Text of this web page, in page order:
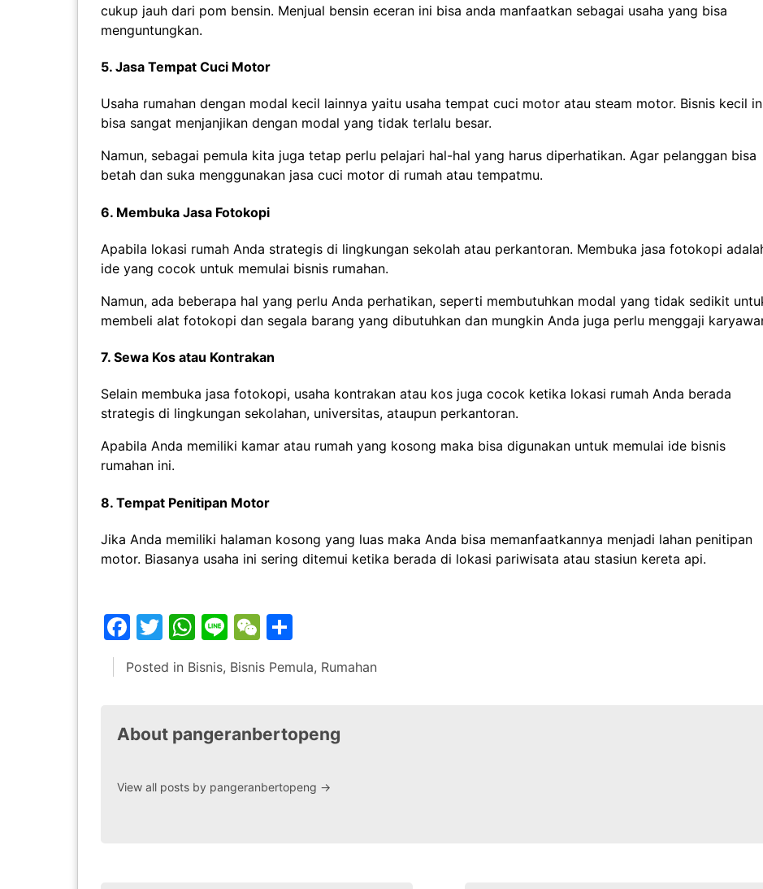
cukup jauh dari pom bensin. Menjual bensin eceran ini bisa anda manfaatkan sebagai usaha yang bisa
menguntungkan.
5. Jasa Tempat Cuci Motor
Usaha rumahan dengan modal kecil lainnya yaitu usaha tempat cuci motor atau steam motor. Bisnis kecil
bisa sangat menjanjikan dengan modal yang tidak terlalu besar.
Namun, sebagai pemula kita juga tetap perlu pelajari hal-hal yang harus diperhatikan. Agar pelanggan bisa
betah dan suka menggunakan jasa cuci motor di rumah atau tempatmu.
6. Membuka Jasa Fotokopi
Apabila lokasi rumah Anda strategis di lingkungan sekolah atau perkantoran. Membuka jasa fotokopi
ide yang cocok untuk memulai bisnis rumahan.
Namun, ada beberapa hal yang perlu Anda perhatikan, seperti membutuhkan modal yang tidak sedikit
membeli alat fotokopi dan segala barang yang dibutuhkan dan mungkin Anda juga perlu menggaji
7. Sewa Kos atau Kontrakan
Selain membuka jasa fotokopi, usaha kontrakan atau kos juga cocok ketika lokasi rumah Anda berada
strategis di lingkungan sekolahan, universitas, ataupun perkantoran.
Apabila Anda memiliki kamar atau rumah yang kosong maka bisa digunakan untuk memulai ide bisnis
rumahan ini.
8. Tempat Penitipan Motor
Jika Anda memiliki halaman kosong yang luas maka Anda bisa memanfaatkannya menjadi lahan penitipan
motor. Biasanya usaha ini sering ditemui ketika berada di lokasi pariwisata atau stasiun kereta api.
Facebook
Twitter
WhatsApp
LineWeChat
Posted in Bisnis, Bisnis Pemula, Rumahan
About pangeranbertopeng
View all posts by pangeranbertopeng →